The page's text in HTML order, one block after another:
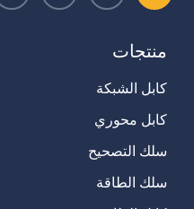
منتجات
كابل الشبكة
كابل محوري
سلك التصحيح
سلك الطاقة